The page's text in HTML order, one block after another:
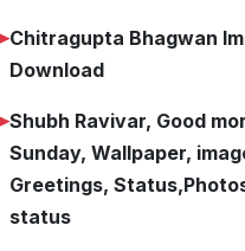
Chitragupta Bhagwan
Download
Shubh Ravivar, Good
Sunday, Wallpaper,
Greetings,
status